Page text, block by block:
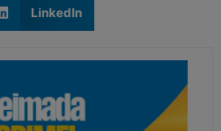
LinkedIn